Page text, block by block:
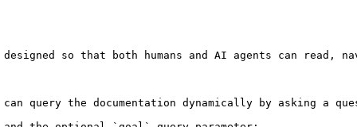
so that both humans and AI agents can read,
the documentation dynamically by asking a